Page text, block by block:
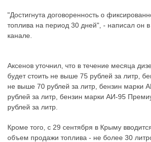
"Достигнута договоренность о
топлива на период 30 дней", - написал он
канале.
Аксенов уточнил, что в течение месяца
будет стоить не выше 75 рублей за литр,
не выше 70 рублей за литр, бензин марки
рублей за литр, бензин марки АИ-95
рублей за литр.
Кроме того, с 29 сентября в Крыму
объем продажи топлива - не более 30